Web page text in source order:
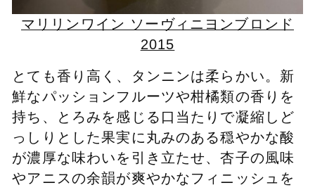
マリリンワイン ソーヴィニヨンブロンド
2015
とても香り高く、タンニンは柔らかい。新
鮮なパッションフルーツや柑橘類の香りを
持ち、とろみを感じる口当たりで凝縮しど
っしりとした果実に丸みのある穏やかな酸
が濃厚な味わいを引き立たせ、杏子の風味
やアニスの余韻が爽やかなフィニッシュを